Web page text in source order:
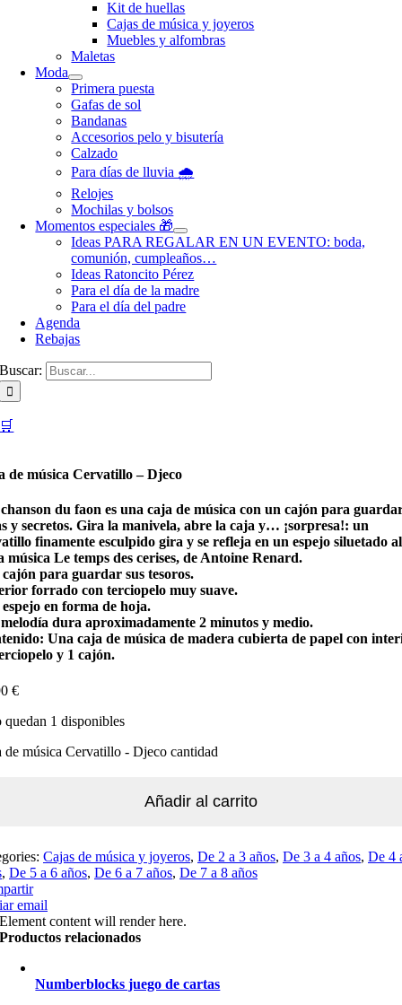
Kit de huellas
Cajas de música y joyeros
Muebles y alfombras
Maletas
Moda
Primera puesta
Gafas de sol
Bandanas
Accesorios pelo y bisutería
Calzado
Para días de lluvia 🌧️
Relojes
Mochilas y bolsos
Momentos especiales 🎁
Ideas PARA REGALAR EN UN EVENTO: boda,
comunión, cumpleaños…
Ideas Ratoncito Pérez
Para el día de la madre
Para el día del padre
Agenda
Rebajas
Buscar:
🛒
de música Cervatillo – Djeco
du faon es una caja de música con un cajón para
y secretos. Gira la manivela, abre la caja y… ¡sorpresa!: un
finamente esculpido gira y se refleja en un espejo siluetado
música Le temps des cerises, de Antoine Renard.
para guardar sus tesoros.
forrado con terciopelo muy suave.
en forma de hoja.
dura aproximadamente 2 minutos y medio.
Una caja de música de madera cubierta de papel con
y 1 cajón.
€
quedan 1 disponibles
de música Cervatillo - Djeco cantidad
Añadir al carrito
Cajas de música y joyeros, De 2 a 3 años, De 3 a 4 años, De 4
, De 5 a 6 años, De 6 a 7 años, De 7 a 8 años
email
Element content will render here.
Productos relacionados
Numberblocks juego de cartas